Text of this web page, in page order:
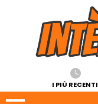
I PIÙ RECENTI